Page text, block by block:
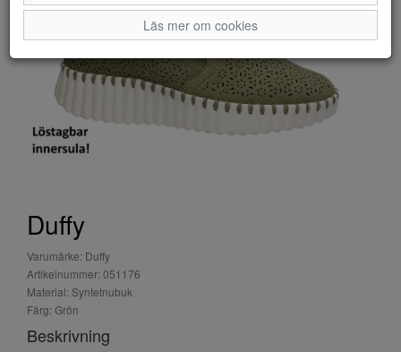
Duffy
Varumärke: Duffy
Artikelnummer: 051176
Material: Syntetnubuk
Färg: Grön
Beskrivning
Läs mer om cookies